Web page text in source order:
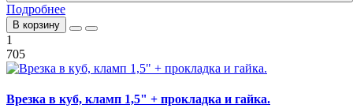
Подробнее
В корзину
1
705
Врезка в куб, кламп 1,5" + прокладка и гайка.